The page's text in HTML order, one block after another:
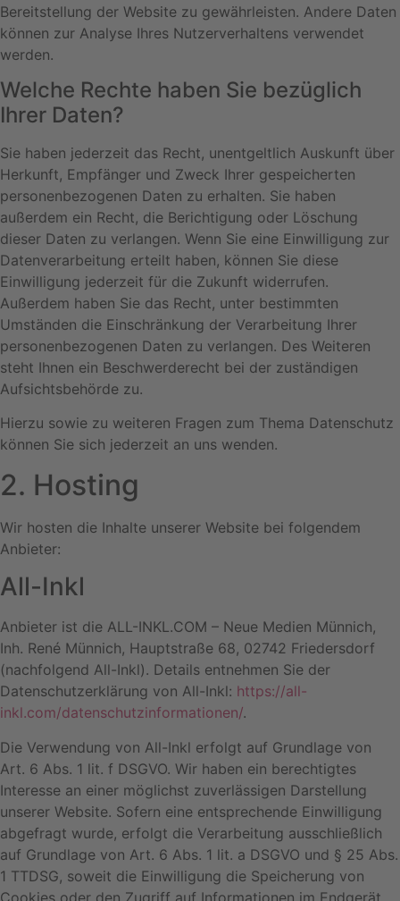
Bereitstellung der Website zu gewährleisten. Andere Daten
können zur Analyse Ihres Nutzerverhaltens verwendet
werden.
Welche Rechte haben Sie bezüglich
Ihrer Daten?
Sie haben jederzeit das Recht, unentgeltlich Auskunft über
Herkunft, Empfänger und Zweck Ihrer gespeicherten
personenbezogenen Daten zu erhalten. Sie haben
außerdem ein Recht, die Berichtigung oder Löschung
dieser Daten zu verlangen. Wenn Sie eine Einwilligung zur
Datenverarbeitung erteilt haben, können Sie diese
Einwilligung jederzeit für die Zukunft widerrufen.
Außerdem haben Sie das Recht, unter bestimmten
Umständen die Einschränkung der Verarbeitung Ihrer
personenbezogenen Daten zu verlangen. Des Weiteren
steht Ihnen ein Beschwerderecht bei der zuständigen
Aufsichtsbehörde zu.
Hierzu sowie zu weiteren Fragen zum Thema Datenschutz
können Sie sich jederzeit an uns wenden.
2. Hosting
Wir hosten die Inhalte unserer Website bei folgendem
Anbieter:
All-Inkl
Anbieter ist die ALL-INKL.COM – Neue Medien Münnich,
Inh. René Münnich, Hauptstraße 68, 02742 Friedersdorf
(nachfolgend All-Inkl). Details entnehmen Sie der
Datenschutzerklärung von All-Inkl: https://all-
inkl.com/datenschutzinformationen/.
Die Verwendung von All-Inkl erfolgt auf Grundlage von
Art. 6 Abs. 1 lit. f DSGVO. Wir haben ein berechtigtes
Interesse an einer möglichst zuverlässigen Darstellung
unserer Website. Sofern eine entsprechende Einwilligung
abgefragt wurde, erfolgt die Verarbeitung ausschließlich
auf Grundlage von Art. 6 Abs. 1 lit. a DSGVO und § 25 Abs.
1 TTDSG, soweit die Einwilligung die Speicherung von
Cookies oder den Zugriff auf Informationen im Endgerät